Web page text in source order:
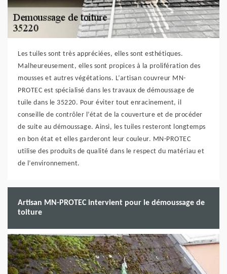
Les tuiles sont très appréciées, elles sont esthétiques.
Malheureusement, elles sont propices à la prolifération des
mousses et autres végétations. L’artisan couvreur MN-
PROTEC est spécialisé dans les travaux de démoussage de
tuile dans le 35220. Pour éviter tout enracinement, il
conseille de contrôler l’état de la couverture et de procéder
de suite au démoussage. Ainsi, les tuiles resteront longtemps
en bon état et elles garderont leur couleur. MN-PROTEC
utilise des produits de qualité dans le respect du matériau et
de l’environnement.
Artisan MN-PROTEC intervient pour le démoussage de
toiture